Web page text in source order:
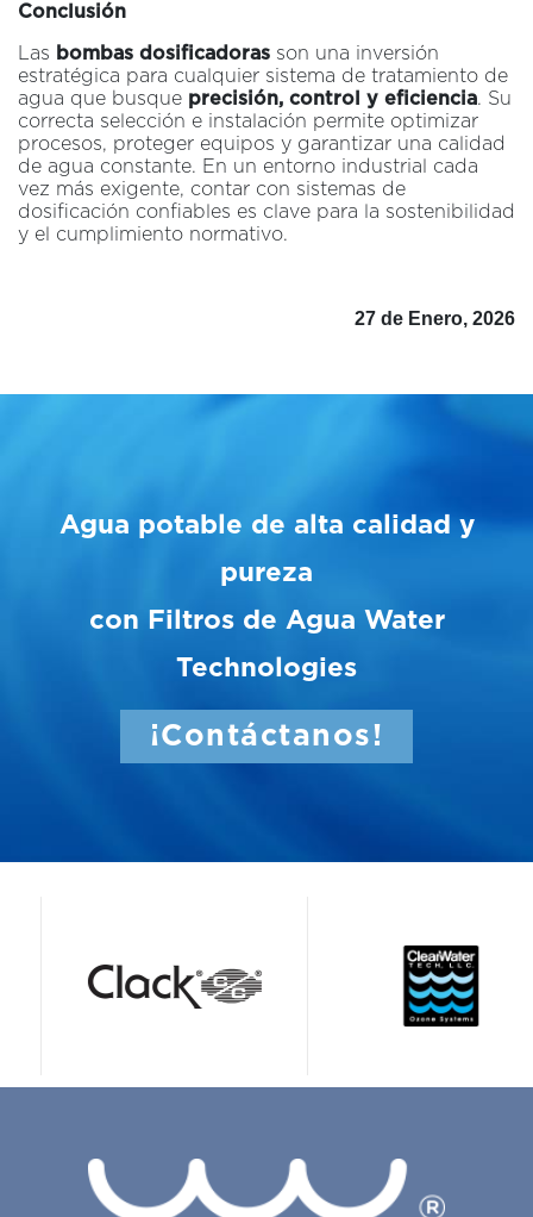
Conclusión
Las bombas dosificadoras son una inversión
estratégica para cualquier sistema de tratamiento de
agua que busque precisión, control y eficiencia. Su
correcta selección e instalación permite optimizar
procesos, proteger equipos y garantizar una calidad
de agua constante. En un entorno industrial cada
vez más exigente, contar con sistemas de
dosificación confiables es clave para la sostenibilidad
y el cumplimiento normativo.
27 de Enero, 2026
Agua potable de alta calidad y
pureza
con Filtros de Agua Water
Technologies
¡Contáctanos!